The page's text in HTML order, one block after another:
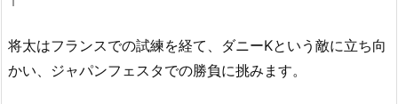
将太はフランスでの試練を経て、ダニーKという敵に立ち向
かい、ジャパンフェスタでの勝負に挑みます。